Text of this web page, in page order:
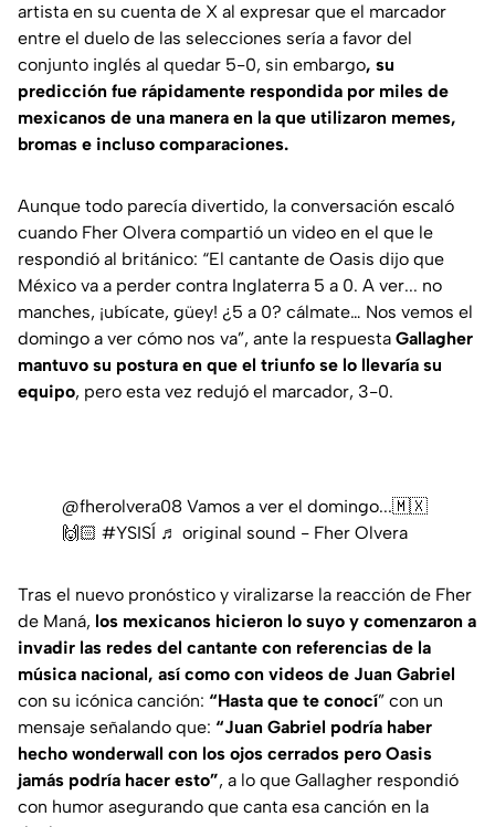
artista en su cuenta de X al expresar que el marcador
entre el duelo de las selecciones sería a favor del
conjunto inglés al quedar 5-0, sin embargo, su
predicción fue rápidamente respondida por miles de
mexicanos de una manera en la que utilizaron memes,
bromas e incluso comparaciones.
Aunque todo parecía divertido, la conversación escaló
cuando Fher Olvera compartió un video en el que le
respondió al británico: “El cantante de Oasis dijo que
México va a perder contra Inglaterra 5 a 0. A ver... no
manches, ¡ubícate, güey! ¿5 a 0? cálmate… Nos vemos el
domingo a ver cómo nos va”, ante la respuesta Gallagher
mantuvo su postura en que el triunfo se lo llevaría su
equipo, pero esta vez redujó el marcador, 3-0.
@fherolvera08 Vamos a ver el domingo...🇲🇽
🙌🏻 #YSISÍ ♬ original sound - Fher Olvera
Tras el nuevo pronóstico y viralizarse la reacción de Fher
de Maná, los mexicanos hicieron lo suyo y comenzaron a
invadir las redes del cantante con referencias de la
música nacional, así como con videos de Juan Gabriel
con su icónica canción: “Hasta que te conocí” con un
mensaje señalando que: “Juan Gabriel podría haber
hecho wonderwall con los ojos cerrados pero Oasis
jamás podría hacer esto”, a lo que Gallagher respondió
con humor asegurando que canta esa canción en la